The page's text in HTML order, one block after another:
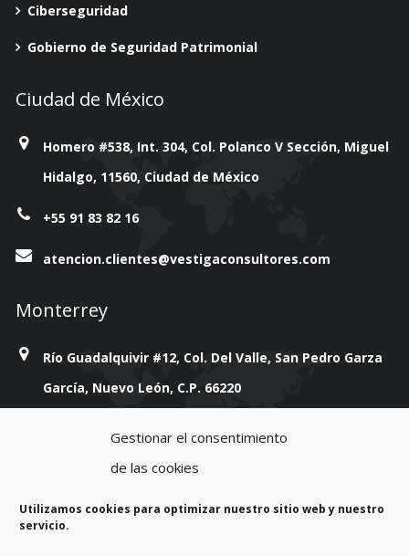
Gestionar el consentimiento
de las cookies
Utilizamos cookies para optimizar nuestro sitio web y nuestro
servicio.
Ciberseguridad
Gobierno de Seguridad Patrimonial
Ciudad de México
Homero #538, Int. 304, Col. Polanco V Sección, Miguel
Hidalgo, 11560, Ciudad de México
+55 91 83 82 16
atencion.clientes@vestigaconsultores.com
Monterrey
Río Guadalquivir #12, Col. Del Valle, San Pedro Garza
García, Nuevo León, C.P. 66220
atencion.clientes@vestigaconsultores.com